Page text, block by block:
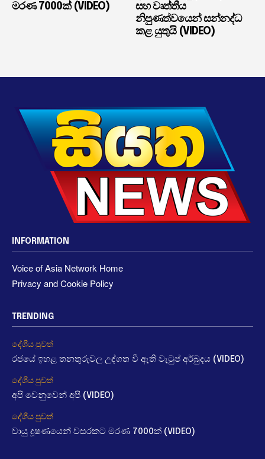
මරණ 7000ක් (VIDEO)
සහ වෘත්තීය
නිපුණත්වයෙන් සන්නද්ධ
කළ යුතුයි (VIDEO)
INFORMATION
Voice of Asia Network Home
Privacy and Cookie Policy
TRENDING
දේශීය පුවත්
රජයේ ඉහළ තනතුරුවල උද්ගත වී ඇති වැටුප් අර්බුදය (VIDEO)
දේශීය පුවත්
අපි වෙනුවෙන් අපි (VIDEO)
දේශීය පුවත්
වායු දූෂණයෙන් වසරකට මරණ 7000ක් (VIDEO)